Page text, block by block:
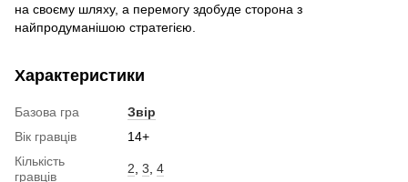
на своєму шляху, а перемогу здобуде сторона з
найпродуманішою стратегією.
Характеристики
Базова гра
Звір
Вік гравців
14+
Кількість
гравців
2 3 4